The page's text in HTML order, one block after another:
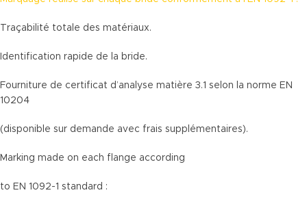
Traçabilité totale des matériaux.
Identification rapide de la bride.
Fourniture de certificat d’analyse matière 3.1 selon la norme EN
10204
(disponible sur demande avec frais supplémentaires).
Marking made on each flange according
to EN 1092-1 standard :